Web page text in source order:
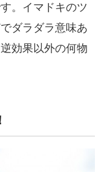
。イマドキのツ
ダラダラ意味あ
効果以外の何物